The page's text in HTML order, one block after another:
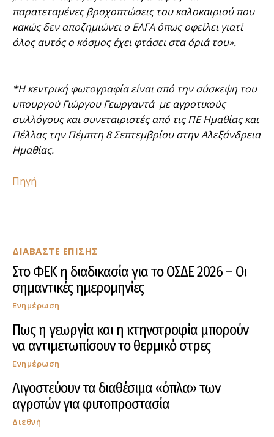
ΔΙΑΒΑΣΤΕ ΕΠΙΣΗΣ
Στο ΦΕΚ η διαδικασία για το ΟΣΔΕ 2026 – Οι
σημαντικές ημερομηνίες
Ενημέρωση
Πως η γεωργία και η κτηνοτροφία μπορούν
να αντιμετωπίσουν το θερμικό στρες
Ενημέρωση
Λιγοστεύουν τα διαθέσιμα «όπλα» των
αγροτών για φυτοπροστασία
Διεθνή
παρατεταμένες βροχοπτώσεις του καλοκαιριού που
κακώς δεν αποζημιώνει ο ΕΛΓΑ όπως οφείλει γιατί
όλος αυτός ο κόσμος έχει φτάσει στα όριά του».
*Η κεντρική φωτογραφία είναι από την σύσκεψη του
υπουργού Γιώργου Γεωργαντά με αγροτικούς
συλλόγους και συνεταιριστές από τις ΠΕ Ημαθίας και
Πέλλας την Πέμπτη 8 Σεπτεμβρίου στην Αλεξάνδρεια
Ημαθίας.
Πηγή